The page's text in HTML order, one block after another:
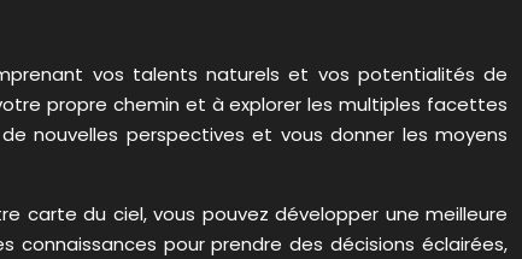
vos talents naturels et vos potentialités de
propre chemin et à explorer les multiples facettes
nouvelles perspectives et vous donner les moyens
carte du ciel, vous pouvez développer une meilleure
pour prendre des décisions éclairées,